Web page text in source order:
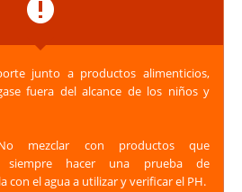
junto a productos alimenticios,
fuera del alcance de los niños y
mezclar con productos que
siempre hacer una prueba de
con el agua a utilizar y verificar el PH.